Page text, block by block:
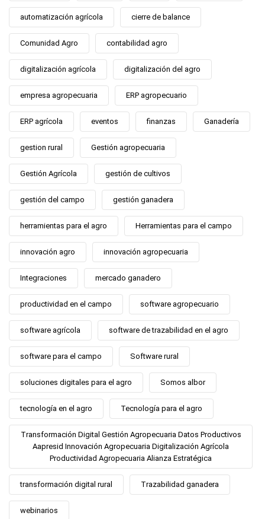
automatización agrícola cierre de balance
Comunidad Agro contabilidad agro
digitalización agrícola digitalización del agro
empresa agropecuaria ERP agropecuario
ERP agrícola eventos finanzas Ganadería
gestion rural Gestión agropecuaria
Gestión Agrícola gestión de cultivos
gestión del campo gestión ganadera
herramientas para el agro Herramientas para el campo
innovación agro innovación agropecuaria
Integraciones mercado ganadero
productividad en el campo software agropecuario
software agrícola software de trazabilidad en el agro
software para el campo Software rural
soluciones digitales para el agro Somos albor
tecnología en el agro Tecnología para el agro
Transformación Digital Gestión Agropecuaria Datos Productivos
Aapresid Innovación Agropecuaria Digitalización Agrícola
Productividad Agropecuaria Alianza Estratégica
transformación digital rural Trazabilidad ganadera
webinarios